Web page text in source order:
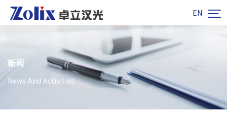
EN 
新闻
News And Activities